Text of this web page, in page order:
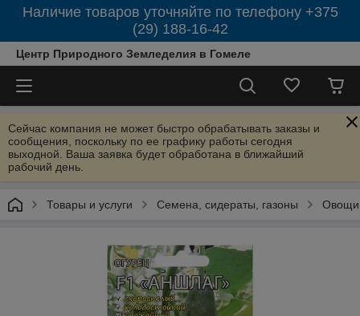
Наличие товаров уточняйте по телефону +375
(29) 188-16-42
Центр Природного Земледелия в Гомеле
Сейчас компания не может быстро обрабатывать заказы и
сообщения, поскольку по ее графику работы сегодня
выходной. Ваша заявка будет обработана в ближайший
рабочий день.
Товары и услуги Семена, сидераты, газоны Овощи